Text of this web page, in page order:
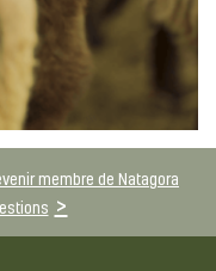
membre de Natagora